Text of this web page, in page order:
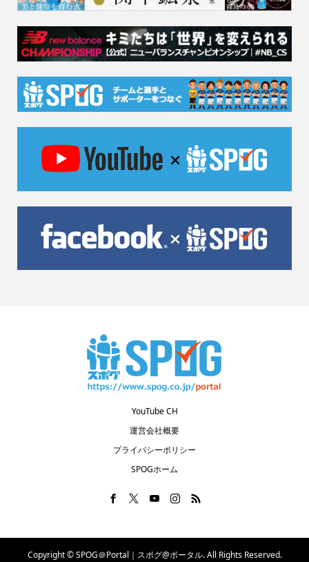
YouTube CH
運営会社概要
プライバシーポリシー
SPOGホーム
Copyright ©SPOG＠Portal｜スポグ@ポータル. All Rights Reserved.